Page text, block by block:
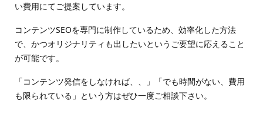
い費用にてご提案しています。
コンテンツSEOを専門に制作しているため、効率化した方法
で、かつオリジナリティも出したいというご要望に応えること
が可能です。
「コンテンツ発信をしなければ、、」「でも時間がない、費用
も限られている」という方はぜひ一度ご相談下さい。